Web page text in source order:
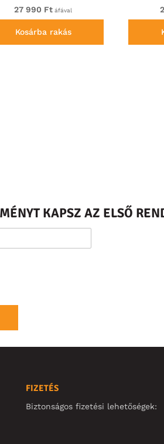
27 990 Ft áfával
Kosárba rakás
KAPSZ AZ ELSŐ
FIZETÉS
Biztonságos fizetési lehetőségek: